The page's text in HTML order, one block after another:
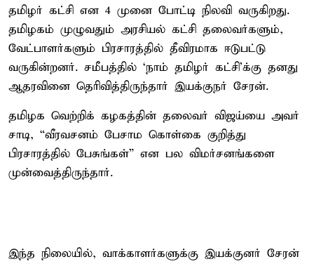
தமிழர் கட்சி என 4 முனை போட்டி நிலவி வருகிறது.
தமிழகம் முழுவதும் அரசியல் கட்சி தலைவர்களும்,
வேட்பாளர்களும் பிரசாரத்தில் தீவிரமாக ஈடுபட்டு
வருகின்றனர். சமீபத்தில் ‘நாம் தமிழர் கட்சி’க்கு தனது
ஆதரவினை தெரிவித்திருந்தார் இயக்குநர் சேரன்.
தமிழக வெற்றிக் கழகத்தின் தலைவர் விஜய்யை அவர்
சாடி, “வீரவசனம் பேசாம கொள்கை குறித்து
பிரசாரத்தில் பேசுங்கள்” என பல விமர்சனங்களை
முன்வைத்திருந்தார்.
இந்த நிலையில், வாக்காளர்களுக்கு இயக்குனர் சேரன்